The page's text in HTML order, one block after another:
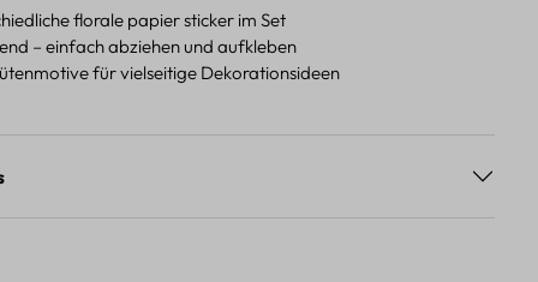
florale papier sticker im Set
– einfach abziehen und aufkleben
für vielseitige Dekorationsideen